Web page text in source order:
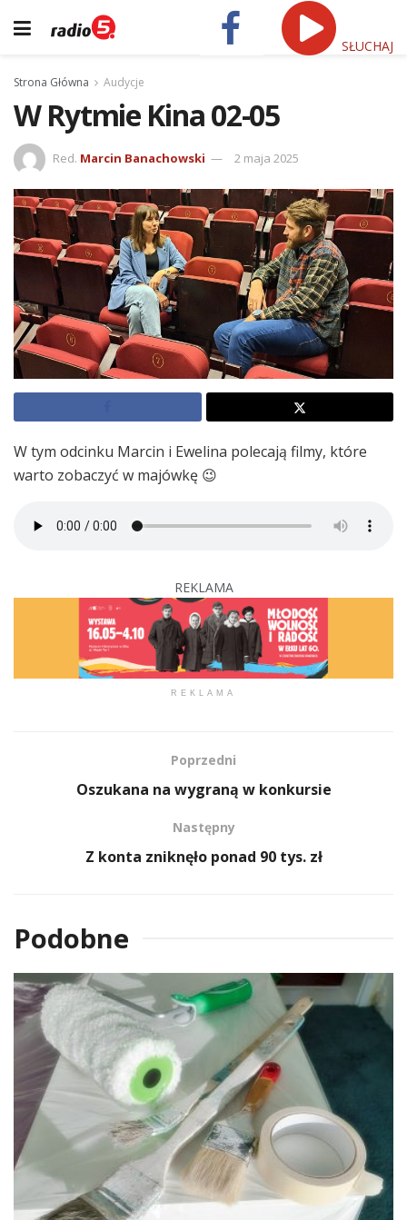
SŁUCHAJ
Strona Główna Audycje
W Rytmie Kina 02-05
Red. Marcin Banachowski 2 maja 2025
W tym odcinku Marcin i Ewelina polecają filmy, które
warto zobaczyć w majówkę 😉
REKLAMA
REKLAMA
Poprzedni
Oszukana na wygraną w konkursie
Następny
Z konta zniknęło ponad 90 tys. zł
Podobne